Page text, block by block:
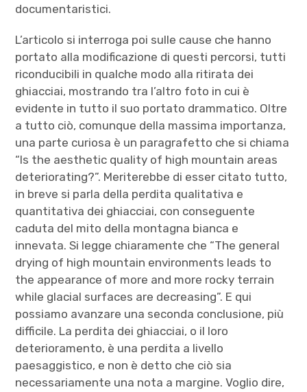
documentaristici.
L’articolo si interroga poi sulle cause che hanno
portato alla modificazione di questi percorsi, tutti
riconducibili in qualche modo alla ritirata dei
ghiacciai, mostrando tra l’altro foto in cui è
evidente in tutto il suo portato drammatico. Oltre
a tutto ciò, comunque della massima importanza,
una parte curiosa è un paragrafetto che si chiama
“Is the aesthetic quality of high mountain areas
deteriorating?”. Meriterebbe di esser citato tutto,
in breve si parla della perdita qualitativa e
quantitativa dei ghiacciai, con conseguente
caduta del mito della montagna bianca e
innevata. Si legge chiaramente che “The general
drying of high mountain environments leads to
the appearance of more and more rocky terrain
while glacial surfaces are decreasing”. E qui
possiamo avanzare una seconda conclusione, più
difficile. La perdita dei ghiacciai, o il loro
deterioramento, è una perdita a livello
paesaggistico, e non è detto che ciò sia
necessariamente una nota a margine. Voglio dire,